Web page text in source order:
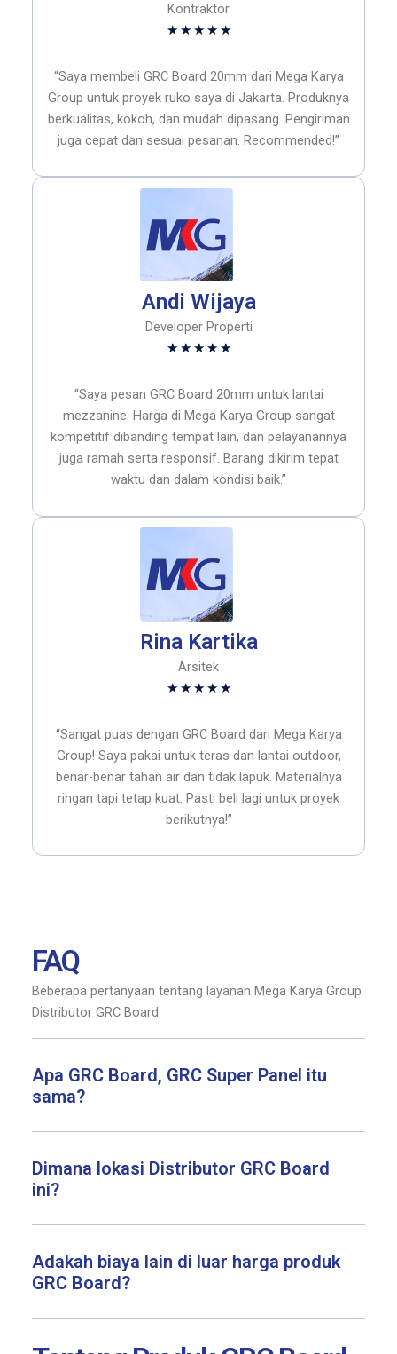
Kontraktor
★ ★ ★ ★ ★Rated
out
of
5
“Saya membeli GRC Board 20mm dari Mega Karya
Group untuk proyek ruko saya di Jakarta. Produknya
berkualitas, kokoh, dan mudah dipasang. Pengiriman
juga cepat dan sesuai pesanan. Recommended!”
Andi Wijaya
Developer Properti
★ ★ ★ ★ ★Rated
out
of
5
“Saya pesan GRC Board 20mm untuk lantai
mezzanine. Harga di Mega Karya Group sangat
kompetitif dibanding tempat lain, dan pelayanannya
juga ramah serta responsif. Barang dikirim tepat
waktu dan dalam kondisi baik.”
Rina Kartika
Arsitek
★ ★ ★ ★ ★Rated
out
of
5
“Sangat puas dengan GRC Board dari Mega Karya
Group! Saya pakai untuk teras dan lantai outdoor,
benar-benar tahan air dan tidak lapuk. Materialnya
ringan tapi tetap kuat. Pasti beli lagi untuk proyek
berikutnya!”
FAQ
Beberapa pertanyaan tentang layanan Mega Karya Group
Distributor GRC Board
Apa GRC Board, GRC Super Panel itu
sama?
Dimana lokasi Distributor GRC Board
ini?
Adakah biaya lain di luar harga produk
GRC Board?